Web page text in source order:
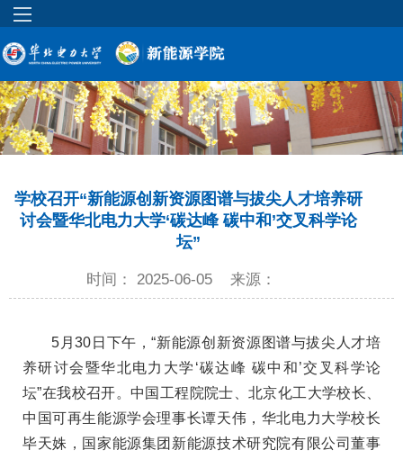
学校召开“新能源创新资源图谱与拔尖人才培养研
讨会暨华北电力大学‘碳达峰 碳中和’交叉科学论
坛”
时间： 2025-06-05 来源：
5月30日下午，“新能源创新资源图谱与拔尖人才培
养研讨会暨华北电力大学‘碳达峰 碳中和’交叉科学论
坛”在我校召开。中国工程院院士、北京化工大学校长、
中国可再生能源学会理事长谭天伟，华北电力大学校长
毕天姝，国家能源集团新能源技术研究院有限公司董事